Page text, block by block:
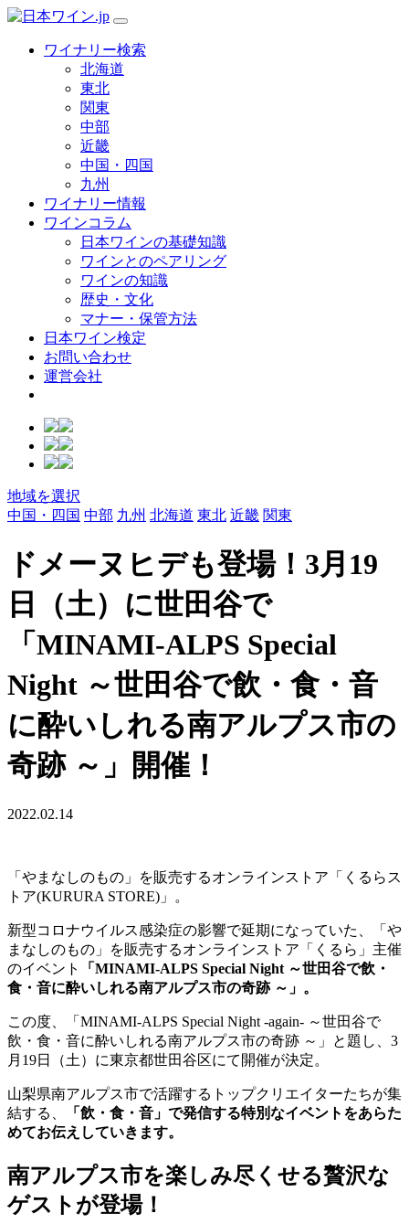
ワイナリー検索
北海道
東北
関東
中部
近畿
中国・四国
九州
ワイナリー情報
ワインコラム
日本ワインの基礎知識
ワインとのペアリング
ワインの知識
歴史・文化
マナー・保管方法
日本ワイン検定
お問い合わせ
運営会社
地域を選択
中国・四国 中部 九州 北海道 東北 近畿 関東
ドメーヌヒデも登場！3月19
日（土）に世田谷で
「MINAMI-ALPS Special
Night ～世田谷で飲・食・音
に酔いしれる南アルプス市の
奇跡 ～」開催！
2022.02.14
「やまなしのもの」を販売するオンラインストア「くるらス
トア(KURURA STORE)」。
新型コロナウイルス感染症の影響で延期になっていた、「や
まなしのもの」を販売するオンラインストア「くるら」主催
のイベント
「MINAMI-ALPS Special Night ～世田谷で飲・
食・音に酔いしれる南アルプス市の奇跡 ～」。
この度、「MINAMI-ALPS Special Night -again- ～世田谷で
飲・食・音に酔いしれる南アルプス市の奇跡 ～」と題し、3
月19日（土）に東京都世田谷区にて開催が決定。
山梨県南アルプス市で活躍するトップクリエイターたちが集
結する、
「飲・食・音」で発信する特別なイベントをあらた
めてお伝えしていきます。
南アルプス市を楽しみ尽くせる贅沢な
ゲストが登場！